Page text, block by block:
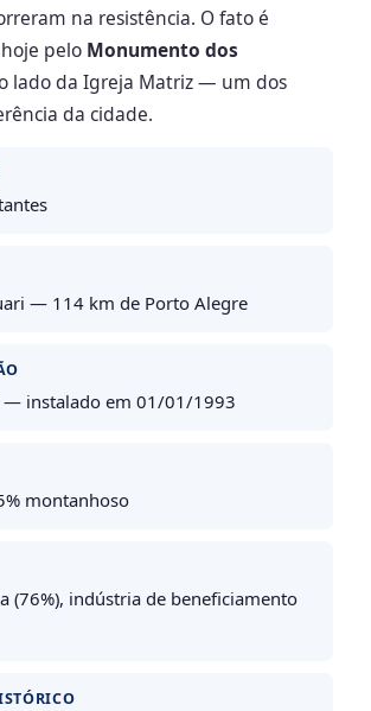
na resistência. O fato é
pelo Monumento dos
lado da Igreja Matriz — um dos
da cidade.
— 114 km de Porto Alegre
instalado em 01/01/1993
montanhoso
(76%), indústria de beneficiamento